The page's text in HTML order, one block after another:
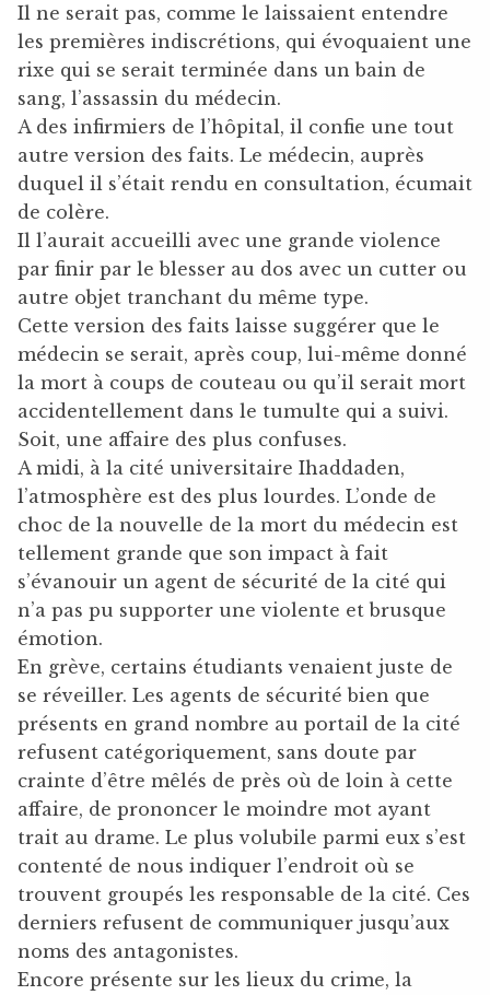
Il ne serait pas, comme le laissaient entendre
les premières indiscrétions, qui évoquaient une
rixe qui se serait terminée dans un bain de
sang, l’assassin du médecin.
A des infirmiers de l’hôpital, il confie une tout
autre version des faits. Le médecin, auprès
duquel il s’était rendu en consultation, écumait
de colère.
Il l’aurait accueilli avec une grande violence
par finir par le blesser au dos avec un cutter ou
autre objet tranchant du même type.
Cette version des faits laisse suggérer que le
médecin se serait, après coup, lui-même donné
la mort à coups de couteau ou qu’il serait mort
accidentellement dans le tumulte qui a suivi.
Soit, une affaire des plus confuses.
A midi, à la cité universitaire Ihaddaden,
l’atmosphère est des plus lourdes. L’onde de
choc de la nouvelle de la mort du médecin est
tellement grande que son impact à fait
s’évanouir un agent de sécurité de la cité qui
n’a pas pu supporter une violente et brusque
émotion.
En grève, certains étudiants venaient juste de
se réveiller. Les agents de sécurité bien que
présents en grand nombre au portail de la cité
refusent catégoriquement, sans doute par
crainte d’être mêlés de près où de loin à cette
affaire, de prononcer le moindre mot ayant
trait au drame. Le plus volubile parmi eux s’est
contenté de nous indiquer l’endroit où se
trouvent groupés les responsable de la cité. Ces
derniers refusent de communiquer jusqu’aux
noms des antagonistes.
Encore présente sur les lieux du crime, la